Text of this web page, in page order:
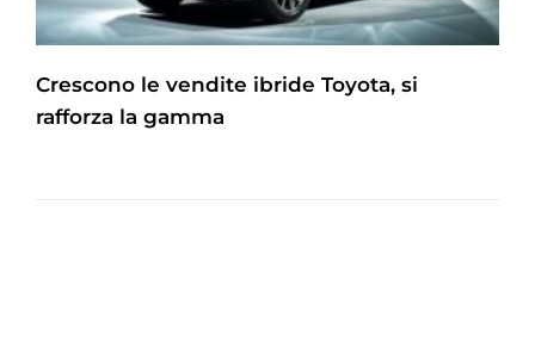
Crescono le vendite ibride Toyota, si
rafforza la gamma